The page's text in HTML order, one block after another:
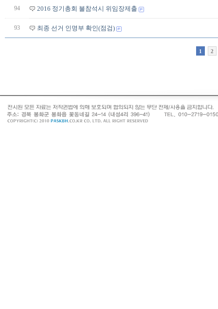
94 2016 정기총회 불참석시 위임장제출
93 최종 선거 인명부 확인(점검)
1 2